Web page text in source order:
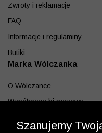
Zwroty i reklamacje
FAQ
Informacje i regulaminy
Butiki
Marka Wólczanka
O Wólczance
Współpraca biznesowa
Szanujemy